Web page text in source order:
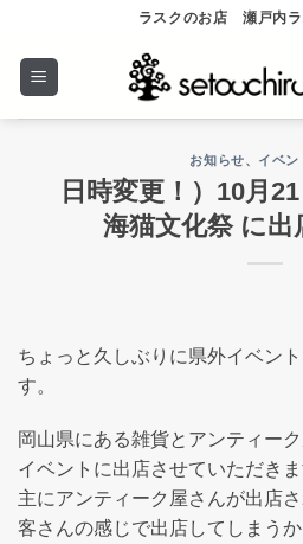
content
ラスクのお店 瀬戸内ラ
お知らせ、 イベン
日時変更！）10月
海猫文化祭 に
ちょっと久しぶりに県外イベン
す。
岡山県にある雑貨とアンティー
イベントに出店させていただきま
主にアンティーク屋さんが出店
客さんの感じで出店してしまう